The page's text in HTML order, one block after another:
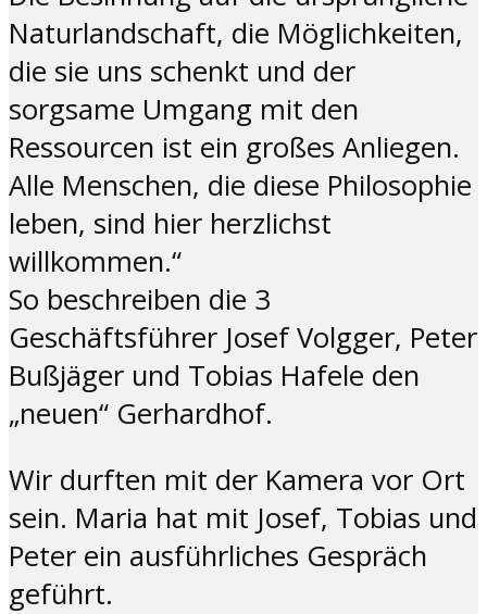
Naturlandschaft, die Möglichkeiten,
die sie uns schenkt und der
sorgsame Umgang mit den
Ressourcen ist ein großes Anliegen.
Alle Menschen, die diese Philosophie
leben, sind hier herzlichst
willkommen.“
So beschreiben die 3
Geschäftsführer Josef Volgger, Peter
Bußjäger und Tobias Hafele den
„neuen“ Gerhardhof.
Wir durften mit der Kamera vor Ort
sein. Maria hat mit Josef, Tobias und
Peter ein ausführliches Gespräch
geführt.